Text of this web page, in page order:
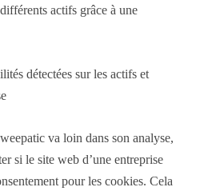
actifs grâce à une
détectées sur les actifs et
va loin dans son analyse,
si le site web d’une entreprise
pour les cookies. Cela